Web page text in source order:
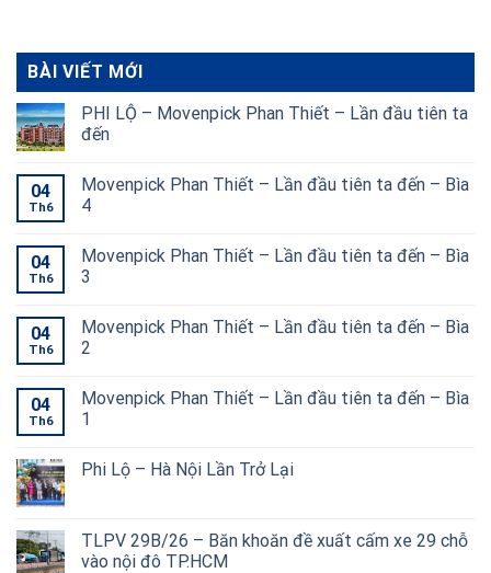
BÀI VIẾT MỚI
PHI LỘ – Movenpick Phan Thiết – Lần đầu tiên ta
đến
04
Th6
Movenpick Phan Thiết – Lần đầu tiên ta đến – Bìa
4
04
Th6
Movenpick Phan Thiết – Lần đầu tiên ta đến – Bìa
3
04
Th6
Movenpick Phan Thiết – Lần đầu tiên ta đến – Bìa
2
04
Th6
Movenpick Phan Thiết – Lần đầu tiên ta đến – Bìa
1
Phi Lộ – Hà Nội Lần Trở Lại
TLPV 29B/26 – Băn khoăn đề xuất cấm xe 29 chỗ
vào nội đô TP.HCM